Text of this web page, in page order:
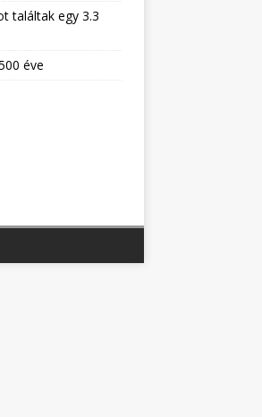
találtak egy 3.3
éve